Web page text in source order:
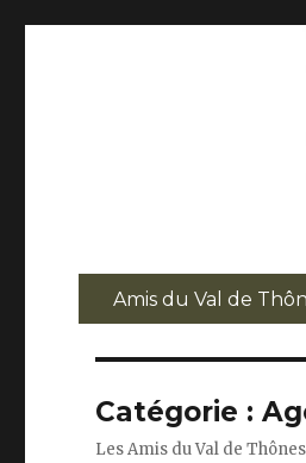
Amis du Val de
Catégorie :
Les Amis du Val de